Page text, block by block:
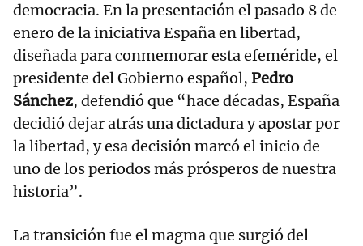
democracia. En la presentación el pasado 8 de
enero de la iniciativa España en libertad,
diseñada para conmemorar esta efeméride, el
presidente del Gobierno español, Pedro
Sánchez, defendió que “hace décadas, España
decidió dejar atrás una dictadura y apostar por
la libertad, y esa decisión marcó el inicio de
uno de los periodos más prósperos de nuestra
historia”.
La transición fue el magma que surgió del